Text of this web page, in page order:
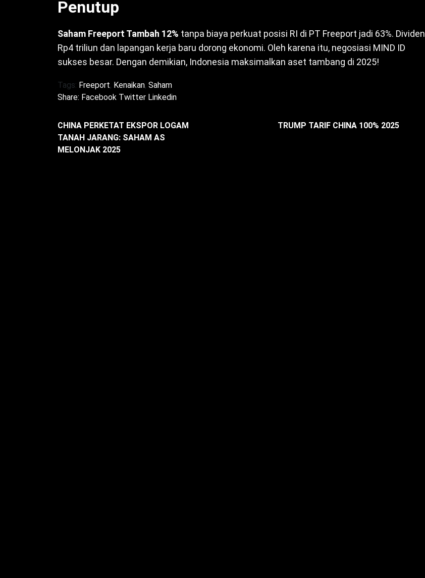
Penutup
Saham Freeport Tambah 12% tanpa biaya perkuat posisi RI di PT Freeport jadi 63%. Dividen
Rp4 triliun dan lapangan kerja baru dorong ekonomi. Oleh karena itu, negosiasi MIND ID
sukses besar. Dengan demikian, Indonesia maksimalkan aset tambang di 2025!
Tags: Freeport, Kenaikan, Saham
Share: Facebook Twitter Linkedin
CHINA PERKETAT EKSPOR LOGAM
TANAH JARANG: SAHAM AS
MELONJAK 2025
TRUMP TARIF CHINA 100% 2025